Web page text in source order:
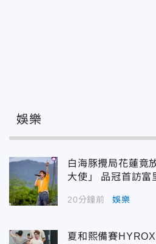
娛樂
白海豚攪局花蓮竟
大使」 品冠首
20分鐘前 娛樂
夏和熙備賽